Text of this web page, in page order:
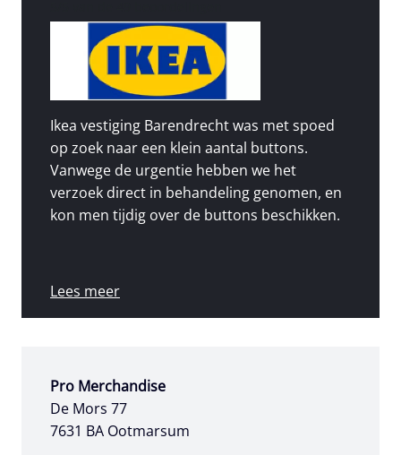
Ikea vestiging Barendrecht was met spoed
op zoek naar een klein aantal buttons.
Vanwege de urgentie hebben we het
verzoek direct in behandeling genomen, en
kon men tijdig over de buttons beschikken.
Lees meer
Pro Merchandise
De Mors 77
7631 BA Ootmarsum